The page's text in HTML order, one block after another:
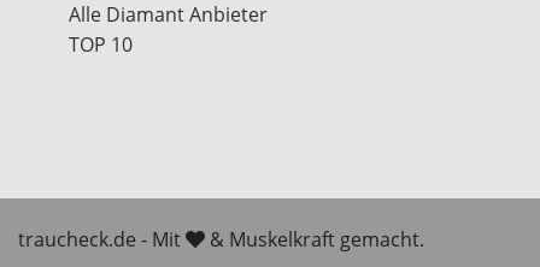
Alle Diamant Anbieter
TOP 10
traucheck.de - Mit
& Muskelkraft gemacht.